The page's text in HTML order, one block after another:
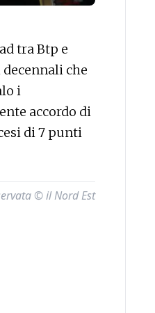
tra Btp e
che
i
accordo di
di 7 punti
© il Nord Est